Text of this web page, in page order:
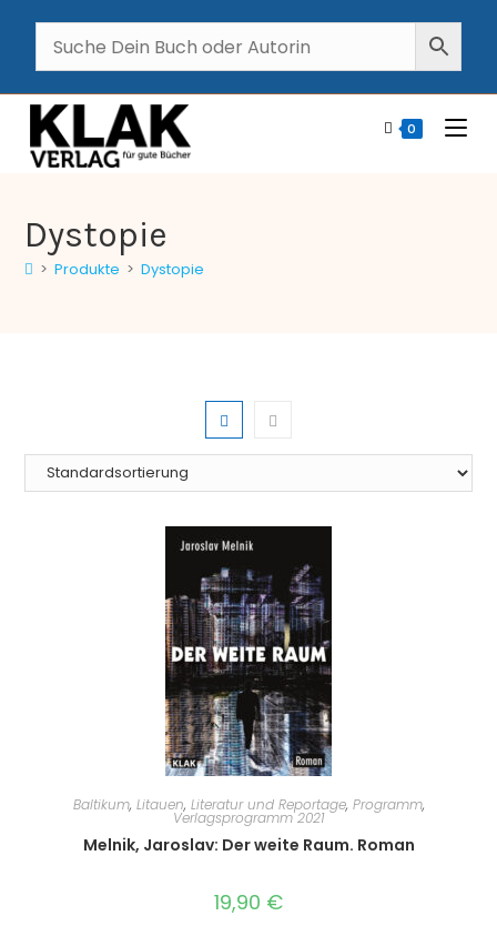
0
Dystopie
> Produkte > Dystopie
Baltikum, Litauen, Literatur und Reportage, Programm,
Verlagsprogramm 2021
Melnik, Jaroslav: Der weite Raum. Roman
19,90 €